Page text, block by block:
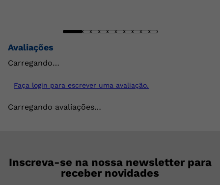
Avaliações
Carregando…
Faça login para escrever uma avaliação.
Carregando avaliações…
Inscreva-se na nossa newsletter para
receber novidades